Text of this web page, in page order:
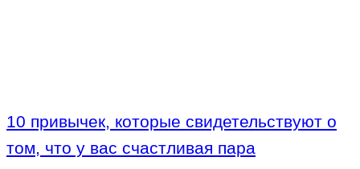
10 привычек, которые свидетельствуют о
том, что у вас счастливая пара